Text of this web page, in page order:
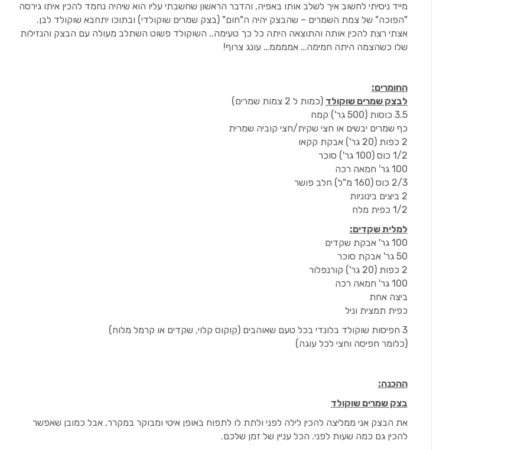
מייד ניסיתי לחשוב איך לשלב אותו באפיה, והדבר הראשון שחשבתי עליו הוא שיהיה נחמד להכין איתו גירסה
"הפוכה" של צמת השמרים – שהבצק יהיה ה"חום" (בצק שמרים שוקולדי) ובתוכו יתחבא שוקולד לבן.
אצתי רצת להכין אותה והתוצאה היתה כל כך טעימה.. השוקולד פשוט השתלב מעולה עם הבצק והנזילות
שלו כשהצמה היתה חמימה… אממממ… עונג צרוף!
החומרים:
לבצק שמרים שוקולד (כמות ל 2 צמות שמרים)
3.5 כוסות (500 גר') קמח
כף שמרים יבשים או חצי שקית/חצי קוביה שמרית
2 כפות (20 גר') אבקת קקאו
1/2 כוס (100 גר') סוכר
100 גר' חמאה רכה
2/3 כוס (160 מ"ל) חלב פושר
2 ביצים בינוניות
1/2 כפית מלח
למלית שקדים:
100 גר' אבקת שקדים
50 גר' אבקת סוכר
2 כפות (20 גר') קורנפלור
100 גר' חמאה רכה
ביצה אחת
כפית תמצית וניל
3 חפיסות שוקולד בלונדי בכל טעם שאוהבים (קוקוס קלוי, שקדים או קרמל מלוח)
(כלומר חפיסה וחצי לכל עוגה)
ההכנה:
בצק שמרים שוקולד
את הבצק אני ממליצה להכין לילה לפני ולתת לו לתפוח באופן איטי ומבוקר במקרר, אבל כמובן שאפשר
להכין גם כמה שעות לפני. הכל עניין של זמן שלכם.